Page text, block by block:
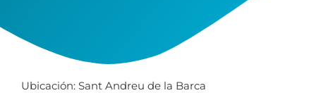
Ubicación: Sant Andreu de la Barca